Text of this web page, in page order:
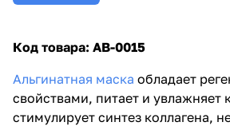
Код товара: AB-0015
Альгинатная маска обладает
свойствами, питает и увлажняет
стимулирует синтез коллагена,